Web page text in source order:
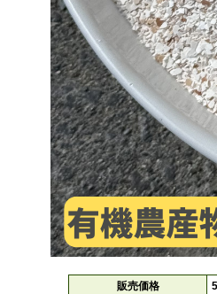
販売価格